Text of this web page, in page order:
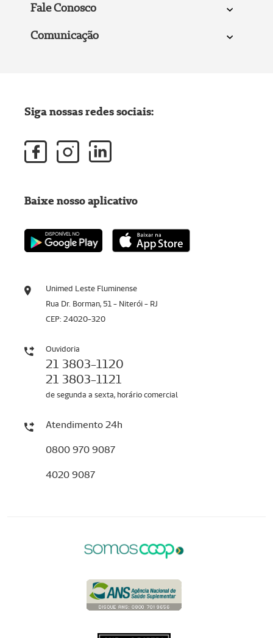
Fale Conosco
Comunicação
Unimed Leste Fluminense
Rua Dr. Borman, 51 - Niterói - RJ
CEP: 24020-320
Ouvidoria
21 3803-1120
21 3803-1121
de segunda a sexta, horário comercial
Atendimento 24h
0800 970 9087
4020 9087
Siga nossas redes sociais:
Baixe nosso aplicativo